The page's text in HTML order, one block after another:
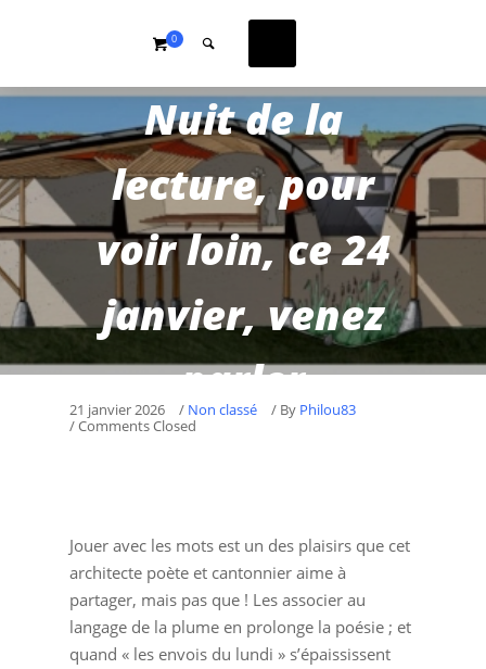
0
Nuit de la
lecture, pour
voir loin, ce 24
janvier, venez
parler
Architecture
à la Maison de la
Nature du Plan
21 janvier 2026 / Non classé / By Philou83
/ Comments Closed
Jouer avec les mots est un des plaisirs que cet
architecte poète et cantonnier aime à
partager, mais pas que ! Les associer au
langage de la plume en prolonge la poésie ; et
quand « les envois du lundi » s’épaississent